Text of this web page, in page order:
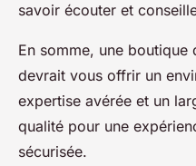
savoir écouter et
En somme, une
devrait vous offrir un
expertise avérée et un
qualité pour une
sécurisée.